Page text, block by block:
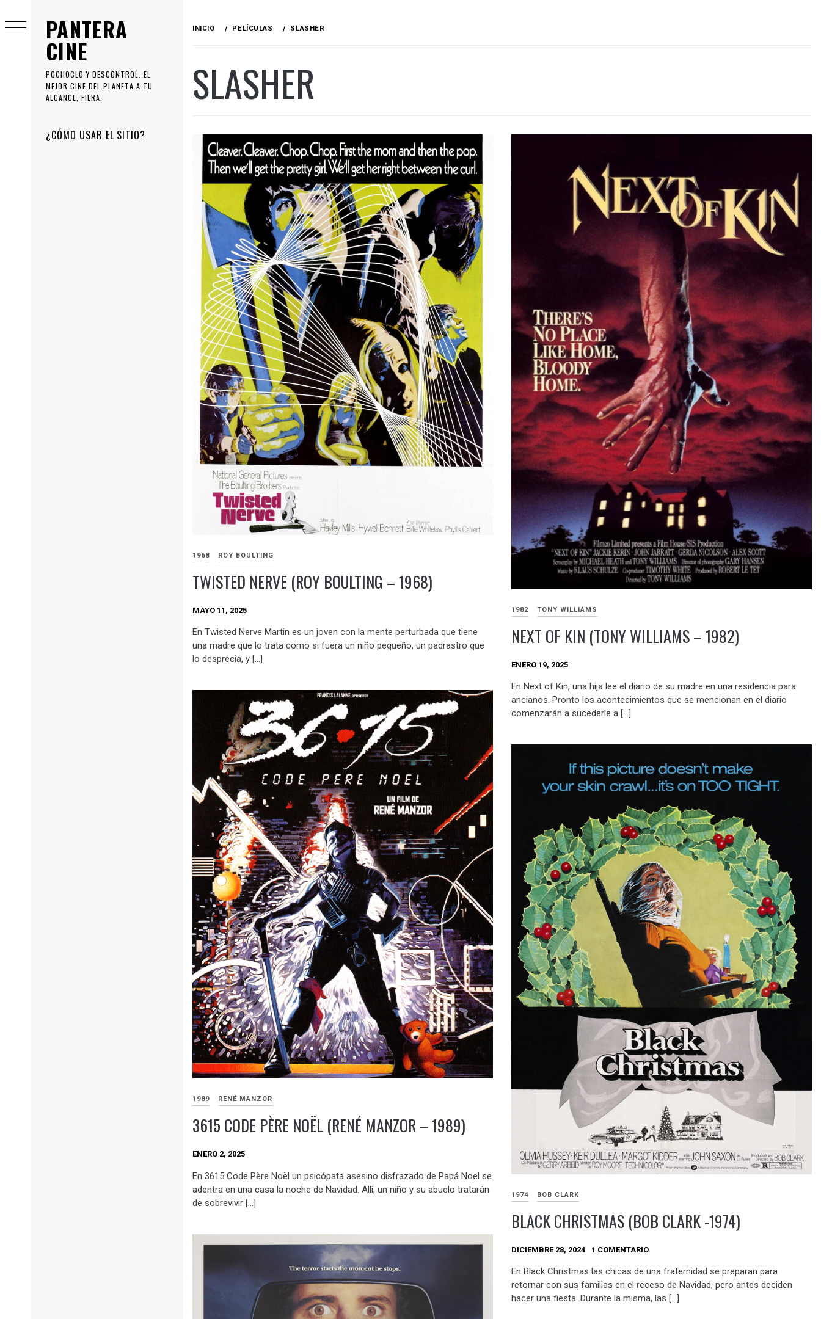
PANTERA
CINE
POCHOCLO Y DESCONTROL. EL
MEJOR CINE DEL PLANETA A TU
ALCANCE, FIERA.
principal
¿CÓMO USAR EL SITIO?
al
contenido
INICIO PELÍCULAS SLASHER
SLASHER
1968 ROY BOULTING
TWISTED NERVE (ROY BOULTING – 1968)
MAYO 11, 2025
En Twisted Nerve Martin es un joven con la mente perturbada que tiene
una madre que lo trata como si fuera un niño pequeño, un padrastro que
lo desprecia, y […]
1982 TONY WILLIAMS
NEXT OF KIN (TONY WILLIAMS – 1982)
ENERO 19, 2025
En Next of Kin, una hija lee el diario de su madre en una residencia para
ancianos. Pronto los acontecimientos que se mencionan en el diario
comenzarán a sucederle a […]
1989 RENÉ MANZOR
3615 CODE PÈRE NOËL (RENÉ MANZOR – 1989)
ENERO 2, 2025
En 3615 Code Père Noël un psicópata asesino disfrazado de Papá Noel se
adentra en una casa la noche de Navidad. Allí, un niño y su abuelo tratarán
de sobrevivir […]
1974 BOB CLARK
BLACK CHRISTMAS (BOB CLARK -1974)
DICIEMBRE 28, 2024 1 COMENTARIO
En Black Christmas las chicas de una fraternidad se preparan para
retornar con sus familias en el receso de Navidad, pero antes deciden
hacer una fiesta. Durante la misma, las […]